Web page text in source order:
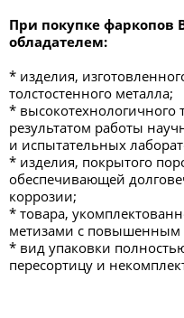
При покупке фаркопов
обладателем:
* изделия,
толстостенного металла;
* высокотехнологичного
результатом работы
и испытательных
* изделия, покрытого
обеспечивающей
коррозии;
* товара,
метизами с повышенным
* вид упаковки
пересортицу и